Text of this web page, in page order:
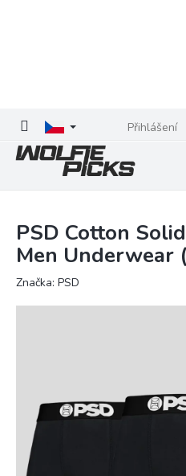
Přihlášení
PSD Cotton
Men Underwear
Značka: PSD